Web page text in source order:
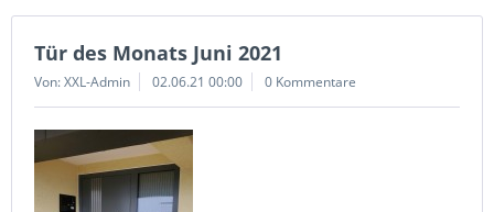
Tür des Monats Juni 2021
Von: XXL-Admin 02.06.21 00:00 0 Kommentare